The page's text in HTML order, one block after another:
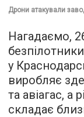
Дрони атакували
Нагадаємо,
у
виробляє
та авіагас, а
складає